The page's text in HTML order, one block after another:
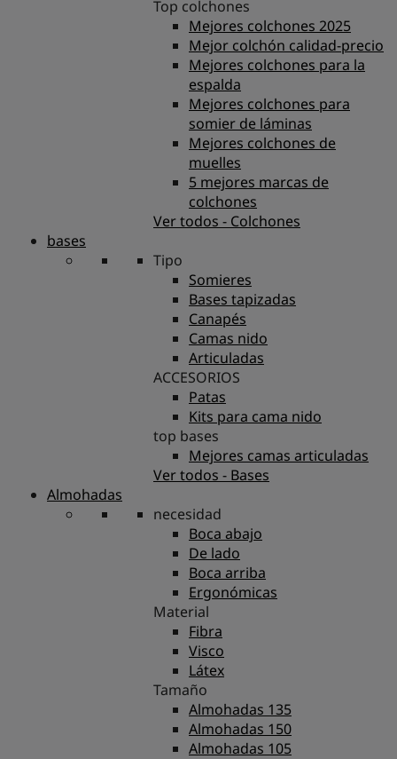
Top colchones
Mejores colchones 2025
Mejor colchón calidad-precio
Mejores colchones para la
espalda
Mejores colchones para
somier de láminas
Mejores colchones de
muelles
5 mejores marcas de
colchones
Ver todos - Colchones
bases
Tipo
Somieres
Bases tapizadas
Canapés
Camas nido
Articuladas
ACCESORIOS
Patas
Kits para cama nido
top bases
Mejores camas articuladas
Ver todos - Bases
Almohadas
necesidad
Boca abajo
De lado
Boca arriba
Ergonómicas
Material
Fibra
Visco
Látex
Tamaño
Almohadas 135
Almohadas 150
Almohadas 105